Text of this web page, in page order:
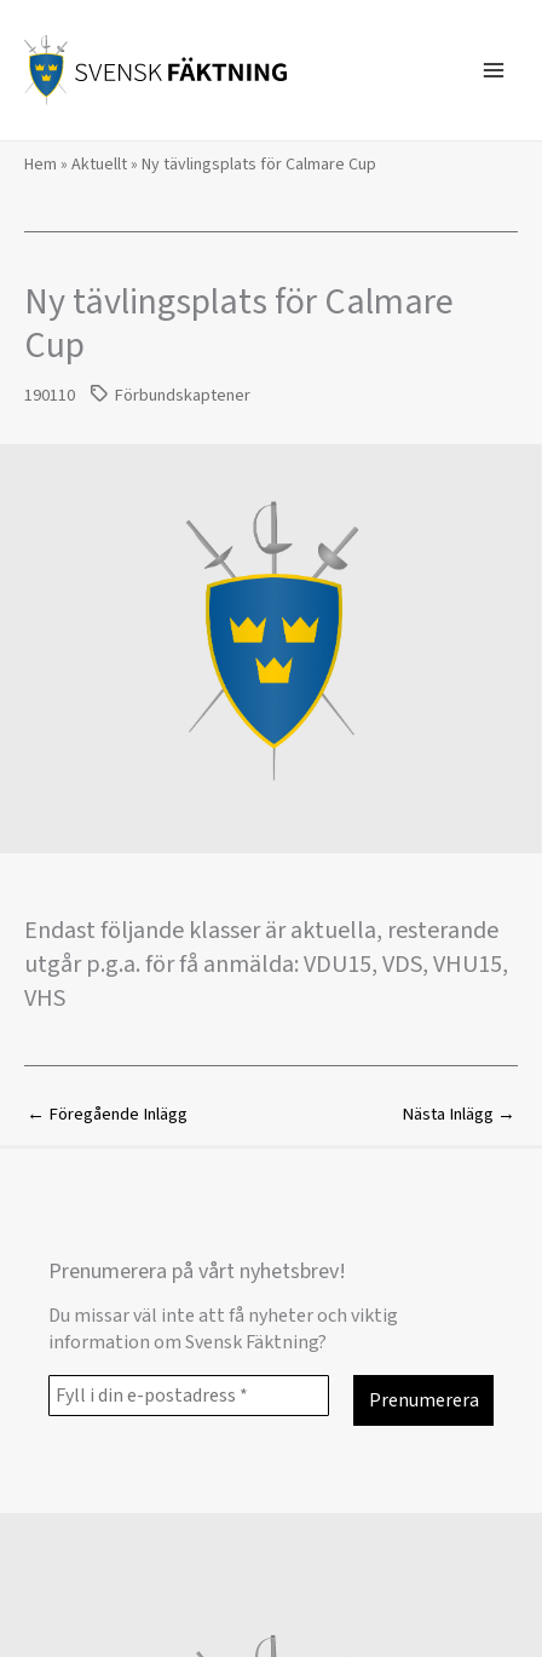
innehåll
Hem » Aktuellt» Ny tävlingsplats för Calmare Cup
Ny tävlingsplats för Calmare
Cup
190110 Förbundskaptener
Endast följande klasser är aktuella, resterande
utgår p.g.a. för få anmälda: VDU15, VDS, VHU15,
VHS
← Föregående Inlägg Nästa Inlägg →
Prenumerera på vårt nyhetsbrev!
Du missar väl inte att få nyheter och viktig
information om Svensk Fäktning?